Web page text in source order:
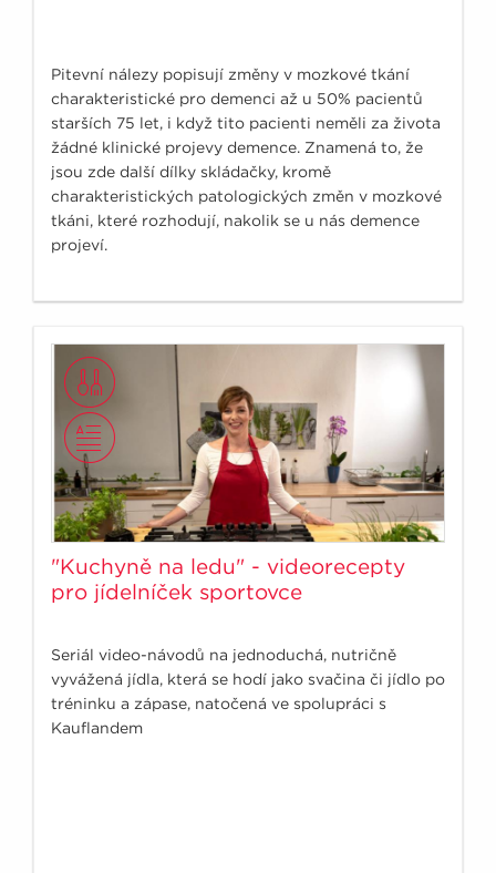
Pitevní nálezy popisují změny v mozkové tkání
charakteristické pro demenci až u 50% pacientů
starších 75 let, i když tito pacienti neměli za života
žádné klinické projevy demence. Znamená to, že
jsou zde další dílky skládačky, kromě
charakteristických patologických změn v mozkové
tkáni, které rozhodují, nakolik se u nás demence
projeví.
"Kuchyně na ledu" - videorecepty
pro jídelníček sportovce
Seriál video-návodů na jednoduchá, nutričně
vyvážená jídla, která se hodí jako svačina či jídlo po
tréninku a zápase, natočená ve spolupráci s
Kauflandem